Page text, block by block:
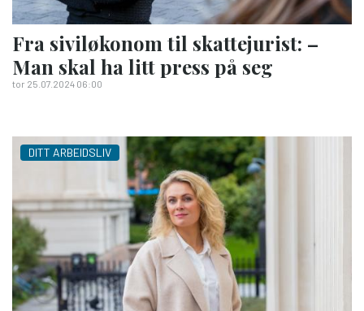
Fra siviløkonom til skattejurist: –
Man skal ha litt press på seg
tor 25.07.2024 06:00
DITT ARBEIDSLIV